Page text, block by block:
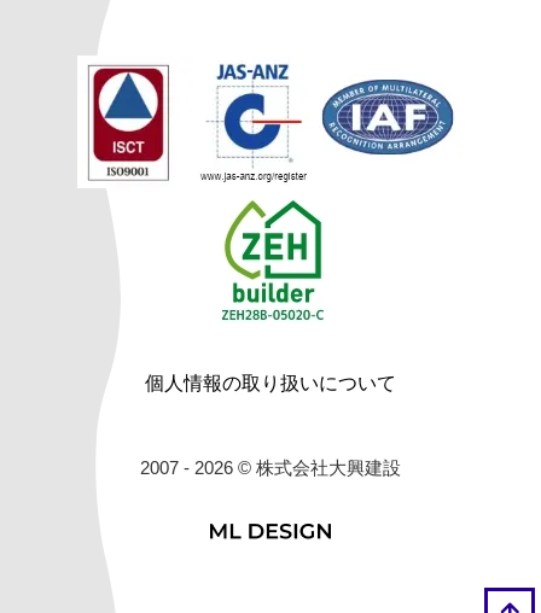
個人情報の取り扱いについて
2007 - 2026 © 株式会社大興建設